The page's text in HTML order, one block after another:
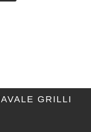
GRILLI